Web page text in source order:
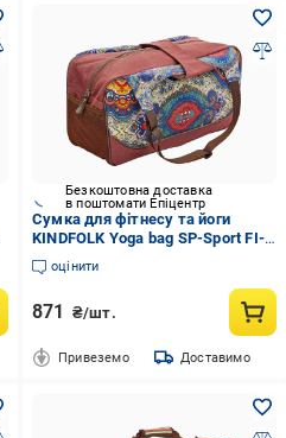
Безкоштовна доставка
в поштомати Епіцентр
Сумка для фітнесу та йоги
KINDFOLK Yoga bag SP-Sport FI-
8366-4 Темно-синій/Фіолетовий
(NA004379)
оцінити
871 ₴/шт.
Привеземо Доставимо